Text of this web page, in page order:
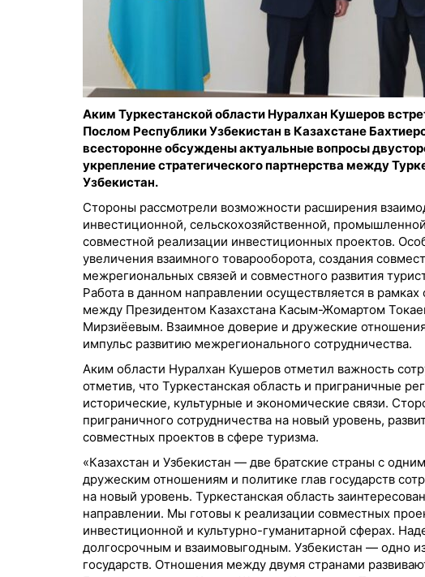
Аким Туркестанской области Нуралхан Кушеров
Послом Республики Узбекистан в Казахстане
всесторонне обсуждены актуальные вопросы
укрепление стратегического партнерства между
Узбекистан.
Стороны рассмотрели возможности расширения
инвестиционной, сельскохозяйственной,
совместной реализации инвестиционных проектов.
увеличения взаимного товарооборота, создания
межрегиональных связей и совместного развития
Работа в данном направлении осуществляется в
между Президентом Казахстана Касым-Жомартом
Мирзиёевым. Взаимное доверие и дружеские
импульс развитию межрегионального сотрудничества.
Аким области Нуралхан Кушеров отметил важность
отметив, что Туркестанская область и приграничные
исторические, культурные и экономические связи.
приграничного сотрудничества на новый уровень,
совместных проектов в сфере туризма.
«Казахстан и Узбекистан — две братские страны с
дружеским отношениям и политике глав государств
на новый уровень. Туркестанская область
направлении. Мы готовы к реализации совместных
инвестиционной и культурно-гуманитарной сферах.
долгосрочным и взаимовыгодным. Узбекистан — одно
государств. Отношения между двумя странами